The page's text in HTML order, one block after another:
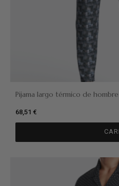
Pijama largo térmico de
68,51 €